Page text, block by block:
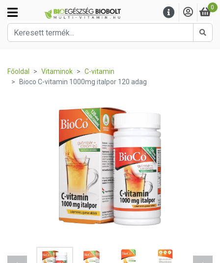
0
Főoldal Vitaminok
C-vitamin
Bioco C-vitamin 1000mg italpor 120 adag